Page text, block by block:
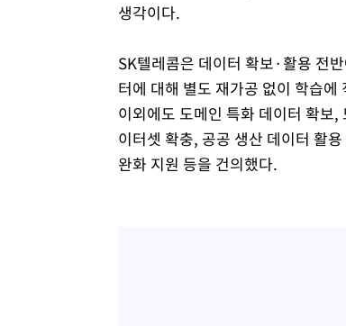
생각이다.
SK텔레콤은 데이터 확보·활용 전
터에 대해 별도 재가공 없이 학습
이외에도 도메인 특화 데이터 확보
이터셋 확충, 공공 생산 데이터 활
완화 지원 등을 건의했다.